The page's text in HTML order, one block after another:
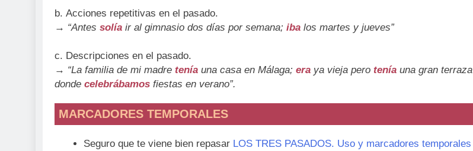
b. Acciones repetitivas en el pasado.
→ “Antes solía ir al gimnasio dos días por semana; iba los martes y jueves”
c. Descripciones en el pasado.
→ “La familia de mi madre tenía una casa en Málaga; era ya vieja pero tenía una gran terraza
donde celebrábamos fiestas en verano”.
MARCADORES TEMPORALES
Seguro que te viene bien repasar LOS TRES PASADOS. Uso y marcadores temporales